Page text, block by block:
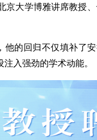
京大学博雅讲席教授
的回归不仅填补了
入强劲的学术动能。